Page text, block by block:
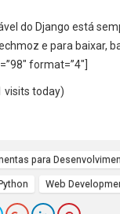
do Django está
e para baixar,
format=”4″]
visits today)
para
Web